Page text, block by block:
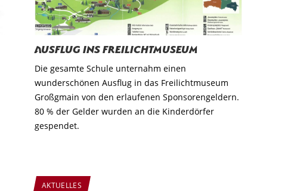
Ausflug ins Freilichtmuseum
Die gesamte Schule unternahm einen
wunderschönen Ausflug in das Freilichtmuseum
Großgmain von den erlaufenen Sponsorengeldern.
80 % der Gelder wurden an die Kinderdörfer
gespendet.
AKTUELLES